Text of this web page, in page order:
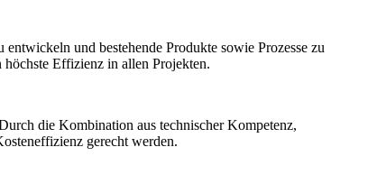
und bestehende Produkte sowie Prozesse zu
Effizienz in allen Projekten.
die Kombination aus technischer Kompetenz,
gerecht werden.